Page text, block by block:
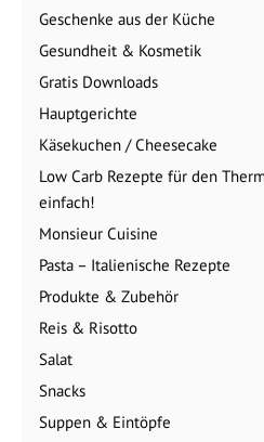
Geschenke aus der Küche
Gesundheit & Kosmetik
Gratis Downloads
Hauptgerichte
Käsekuchen / Cheesecake
Low Carb Rezepte für den
einfach!
Monsieur Cuisine
Pasta – Italienische Rezepte
Produkte & Zubehör
Reis & Risotto
Salat
Snacks
Suppen & Eintöpfe